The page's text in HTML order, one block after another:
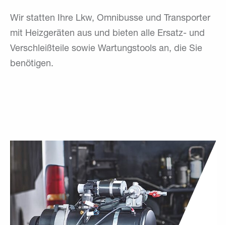
Wir statten Ihre Lkw, Omnibusse und Transporter
mit Heizgeräten aus und bieten alle Ersatz- und
Verschleißteile sowie Wartungstools an, die Sie
benötigen.